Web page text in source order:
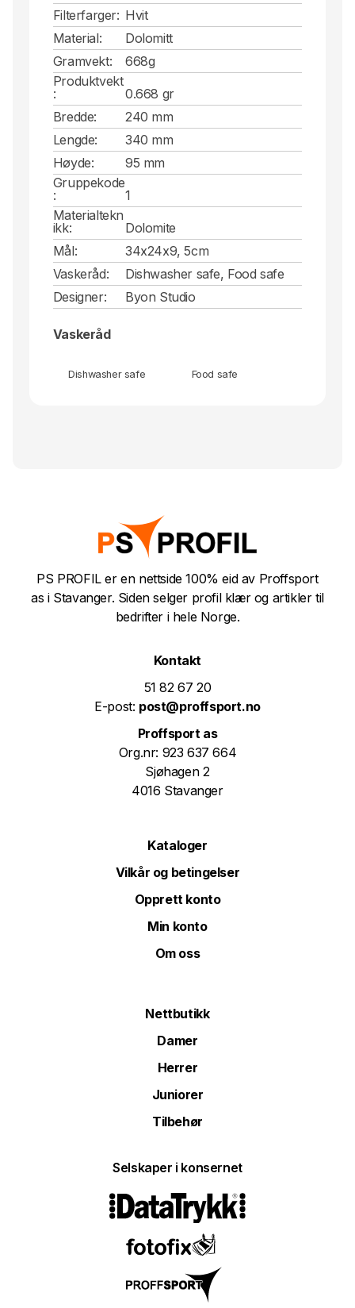
Filterfarger: Hvit
Material:
Dolomitt
Gramvekt:
668g
Produktvekt
:
0.668 gr
Bredde:
240 mm
Lengde:
340 mm
Høyde:
95 mm
Gruppekode
:
1
Materialtekn
ikk:
Dolomite
Mål:
34x24x9, 5cm
Vaskeråd:
Dishwasher safe, Food safe
Designer:
Byon Studio
Vaskeråd
Dishwasher safe Food safe
PS PROFIL er en nettside 100% eid av Proffsport
as i Stavanger. Siden selger profil klær og artikler til
bedrifter i hele Norge.
Kontakt
51 82 67 20
E-post: post@proffsport.no
Proffsport as
Org.nr: 923 637 664
Sjøhagen 2
4016 Stavanger
Kataloger
Vilkår og betingelser
Opprett konto
Min konto
Om oss
Nettbutikk
Damer
Herrer
Juniorer
Tilbehør
Selskaper i konsernet